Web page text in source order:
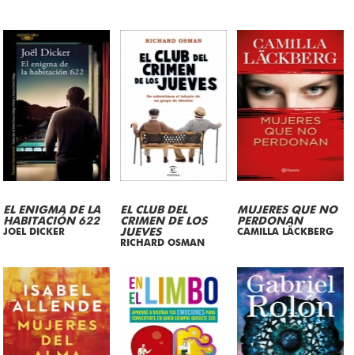
EL ENIGMA DE LA
HABITACIÓN 622
JOEL DICKER
EL CLUB DEL
CRIMEN DE LOS
JUEVES
RICHARD OSMAN
MUJERES QUE NO
PERDONAN
CAMILLA LÄCKBERG